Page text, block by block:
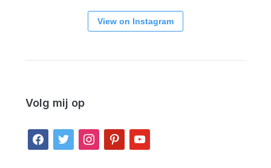
View on Instagram
Volg mij op
facebook
twitter instagrampinterestyoutube